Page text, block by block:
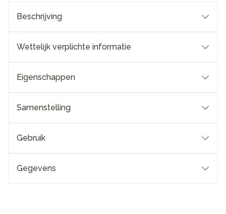
Beschrijving
Wettelijk verplichte informatie
Eigenschappen
Samenstelling
Gebruik
Gegevens